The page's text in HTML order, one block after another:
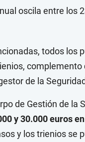
oscila entre los
todos los
de la
de Gestión de la
y 30.000 euros
y los trienios se